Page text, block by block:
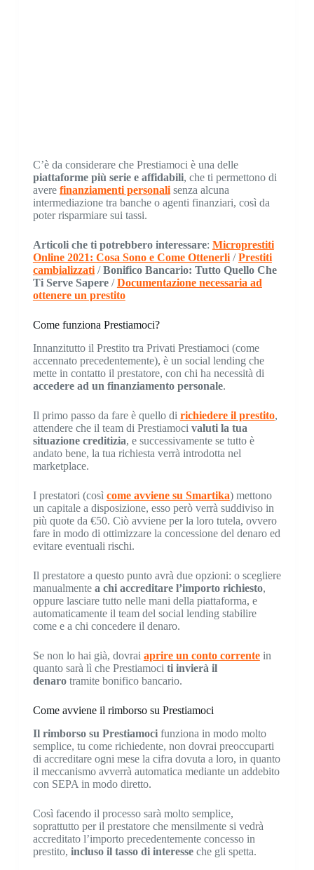
C’è da considerare che Prestiamoci è una delle
piattaforme più serie e affidabili, che ti permettono di
avere finanziamenti personalisenza alcuna
intermediazione tra banche o agenti finanziari, così da
poter risparmiare sui tassi.
Articoli che ti potrebbero interessare: Microprestiti
Online 2021: Cosa Sono e Come Ottenerli/Prestiti
cambializzati/Bonifico Bancario: Tutto Quello Che
Ti Serve Sapere/Documentazione necessaria ad
ottenere un prestito
Come funziona Prestiamoci?
Innanzitutto il Prestito tra Privati Prestiamoci (come
accennato precedentemente), è un social lending che
mette in contatto il prestatore, con chi ha necessità di
accedere ad un finanziamento personale.
Il primo passo da fare è quello di richiedere il prestito,
attendere che il team di Prestiamoci valuti la tua
situazione creditizia, e successivamente se tutto è
andato bene, la tua richiesta verrà introdotta nel
marketplace.
I prestatori (così come avviene su Smartika) mettono
un capitale a disposizione, esso però verrà suddiviso in
più quote da €50. Ciò avviene per la loro tutela, ovvero
fare in modo di ottimizzare la concessione del denaro ed
evitare eventuali rischi.
Il prestatore a questo punto avrà due opzioni: o scegliere
manualmente a chi accreditare l’importo richiesto,
oppure lasciare tutto nelle mani della piattaforma, e
automaticamente il team del social lending stabilire
come e a chi concedere il denaro.
Se non lo hai già, dovrai aprire un conto correntein
quanto sarà lì che Prestiamoci ti invierà il
denaro tramite bonifico bancario.
Come avviene il rimborso su Prestiamoci
Il rimborso su Prestiamocifunziona in modo molto
semplice, tu come richiedente, non dovrai preoccuparti
di accreditare ogni mese la cifra dovuta a loro, in quanto
il meccanismo avverrà automatica mediante un addebito
con SEPA in modo diretto.
Così facendo il processo sarà molto semplice,
soprattutto per il prestatore che mensilmente si vedrà
accreditato l’importo precedentemente concesso in
prestito, incluso il tasso di interesseche gli spetta.